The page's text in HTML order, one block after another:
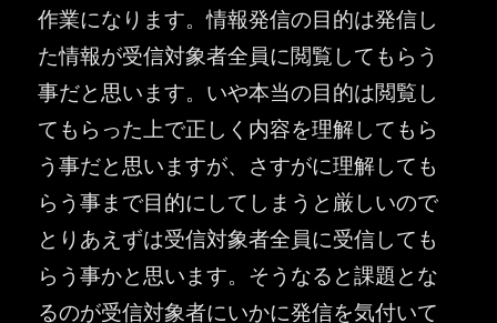
作業になります。情報発信の目的は発信し
た情報が受信対象者全員に閲覧してもらう
事だと思います。いや本当の目的は閲覧し
てもらった上で正しく内容を理解してもら
う事だと思いますが、さすがに理解しても
らう事まで目的にしてしまうと厳しいので
とりあえずは受信対象者全員に受信しても
らう事かと思います。そうなると課題とな
るのが受信対象者にいかに発信を気付いて